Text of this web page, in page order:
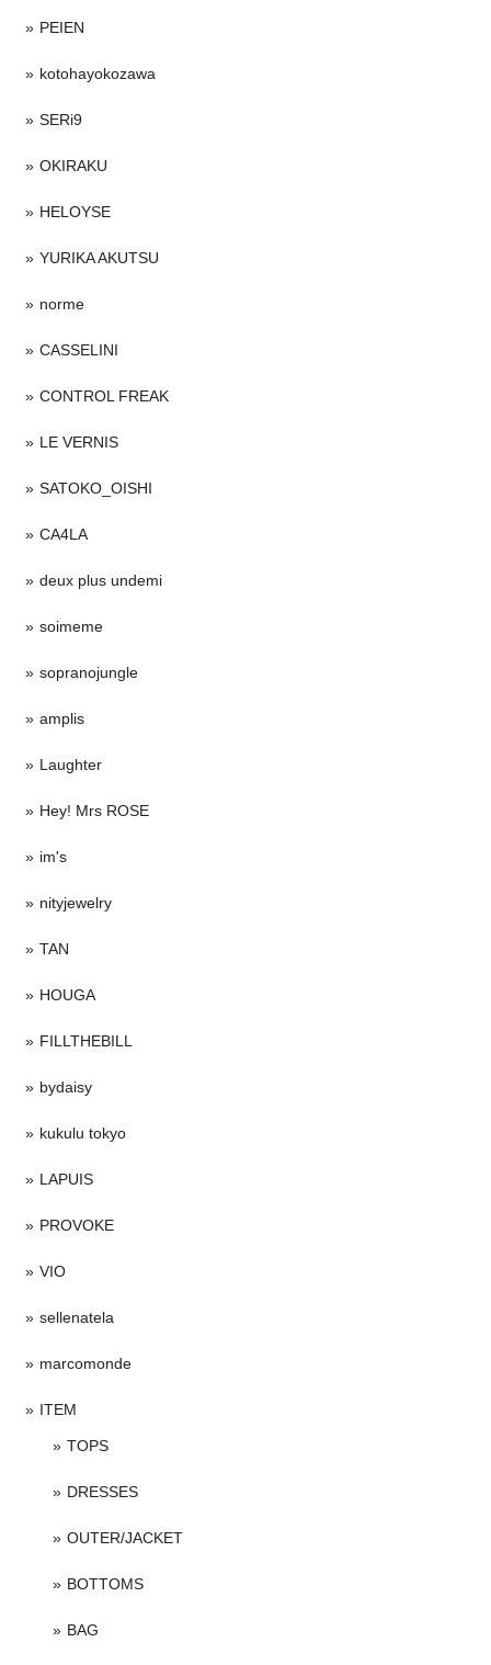
PEIEN
kotohayokozawa
SERi9
OKIRAKU
HELOYSE
YURIKA AKUTSU
norme
CASSELINI
CONTROL FREAK
LE VERNIS
SATOKO_OISHI
CA4LA
deux plus undemi
soimeme
sopranojungle
amplis
Laughter
Hey! Mrs ROSE
im's
nityjewelry
TAN
HOUGA
FILLTHEBILL
bydaisy
kukulu tokyo
LAPUIS
PROVOKE
VIO
sellenatela
marcomonde
ITEM
TOPS
DRESSES
OUTER/JACKET
BOTTOMS
BAG